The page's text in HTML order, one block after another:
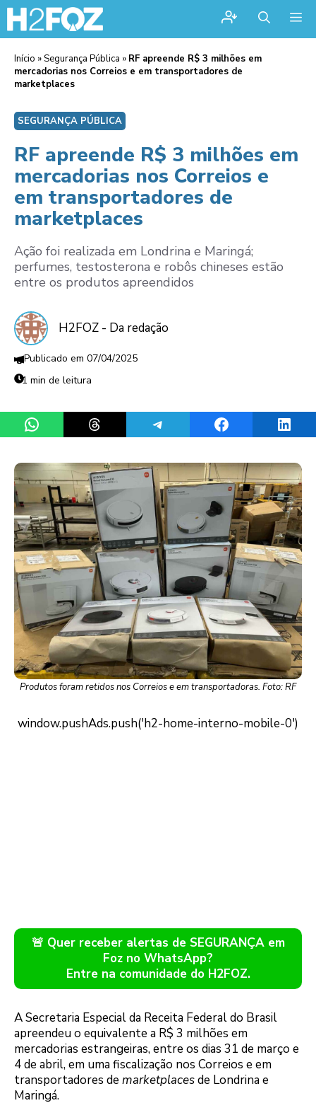
Início »Segurança Pública » RF apreende R$ 3 milhões em
mercadorias nos Correios e em transportadores de
marketplaces
SEGURANÇA PÚBLICA
RF apreende R$ 3 milhões em
mercadorias nos Correios e
em transportadores de
marketplaces
Ação foi realizada em Londrina e Maringá;
perfumes, testosterona e robôs chineses estão
entre os produtos apreendidos
H2FOZ - Da redação
07/04/2025
1 min de leitura
Share on WhatsAppShare on ThreadsShare on TelegramShare on Facebook
Produtos foram retidos nos Correios e em transportadoras. Foto: RF
🚨 Quer receber alertas de SEGURANÇA em
Foz no WhatsApp?
Entre na comunidade do H2FOZ.
A Secretaria Especial da Receita Federal do Brasil
apreendeu o equivalente a R$ 3 milhões em
mercadorias estrangeiras, entre os dias 31 de março e
4 de abril, em uma fiscalização nos Correios e em
transportadores de marketplacesde Londrina e
Maringá.